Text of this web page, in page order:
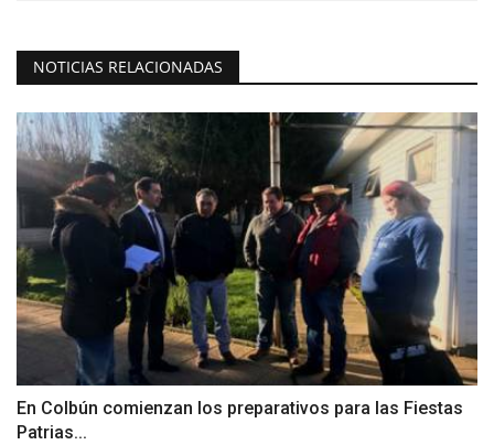
NOTICIAS RELACIONADAS
En Colbún comienzan los preparativos para las Fiestas
Patrias...